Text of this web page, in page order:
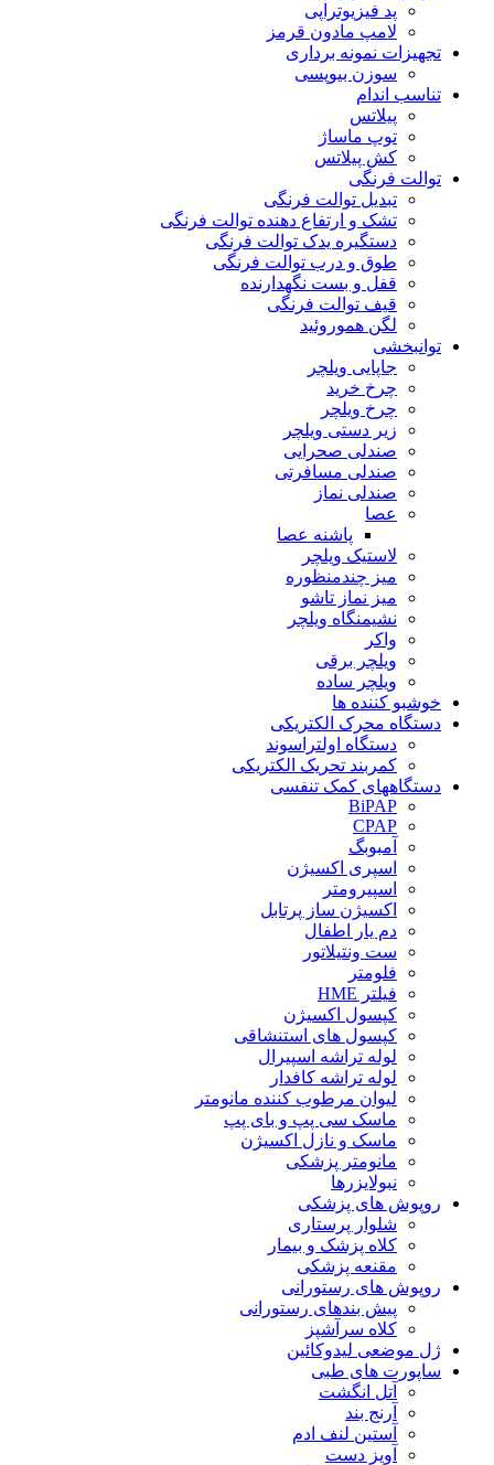
پد فیزیوتراپی
لامپ مادون قرمز
تجهیزات نمونه برداری
سوزن بیوپسی
تناسب اندام
پیلاتس
توپ ماساژ
کش پیلاتس
توالت فرنگی
تبدیل توالت فرنگی
تشک و ارتفاع دهنده توالت فرنگی
دستگیره یدک توالت فرنگی
طوق و درب توالت فرنگی
قفل و بست نگهدارنده
قیف توالت فرنگی
لگن هموروئید
توانبخشی
جاپایی ویلچر
چرخ خرید
چرخ ویلچر
زیر دستی ویلچر
صندلی صحرایی
صندلی مسافرتی
صندلی نماز
عصا
پاشنه عصا
لاستیک ویلچر
میز چندمنظوره
میز نماز تاشو
نشیمنگاه ویلچر
واکر
ویلچر برقی
ویلچر ساده
خوشبو کننده ها
دستگاه محرک الکتریکی
دستگاه اولتراسوند
کمربند تحریک الکتریکی
دستگاههای کمک تنفسی
BiPAP
CPAP
آمبوبگ
اسپری اکسیژن
اسپیرومتر
اکسیژن ساز پرتابل
دم یار اطفال
ست ونتیلاتور
فلومتر
فیلتر HME
کپسول اکسیژن
کپسول های استنشاقی
لوله تراشه اسپیرال
لوله تراشه کافدار
لیوان مرطوب کننده مانومتر
ماسک سی پپ و بای پپ
ماسک و نازل اکسیژن
مانومتر پزشکی
نبولایزرها
روپوش های پزشکی
شلوار پرستاری
کلاه پزشک و بیمار
مقنعه پزشکی
روپوش های رستورانی
پیش بندهای رستورانی
کلاه سرآشپز
ژل موضعی لیدوکائین
ساپورت های طبی
آتل انگشت
آرنج بند
آستین لنف ادم
آویز دست